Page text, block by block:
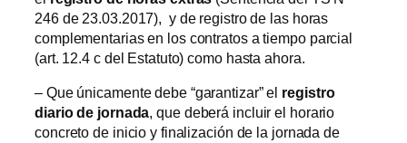
246 de 23.03.2017), y de registro de las horas
complementarias en los contratos a tiempo parcial
(art. 12.4 c del Estatuto) como hasta ahora.
– Que únicamente debe “garantizar” el registro
diario de jornada, que deberá incluir el horario
concreto de inicio y finalización de la jornada de